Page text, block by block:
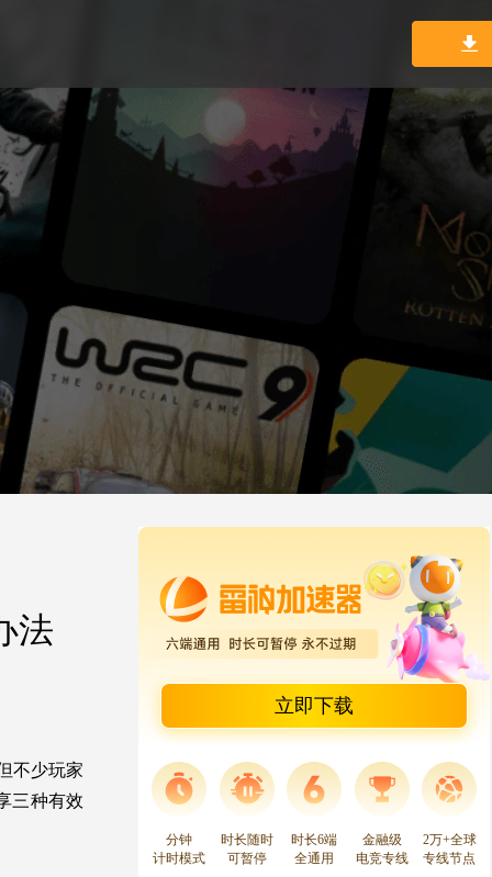
法
不少玩家
三种有效
立即下载
分钟
计时模式
时长随时
可暂停
时长6端
全通用
金融级
电竞专线
2万+全球
专线节点